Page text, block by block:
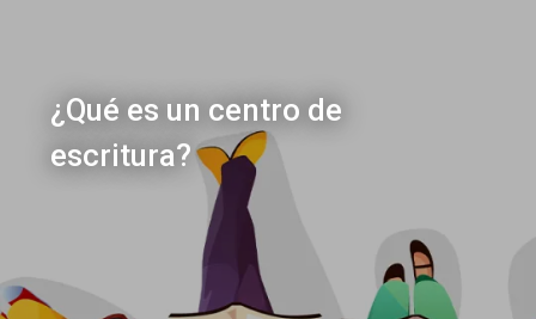
¿Qué es un centro de
escritura?